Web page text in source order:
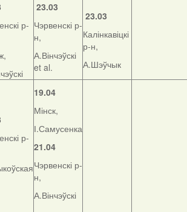
р-
23.03
Чэрвенскі р-
н,
А.Вінчэўскі
et al.
23.03
Калінкавіцкі
р-н,
А.Шэўчык
р-
19.04
Мінск,
І.Самусенка
21.04
Чэрвенскі р-
н,
А.Вінчэўскі